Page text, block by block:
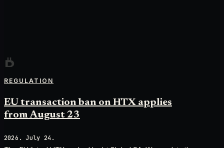
REGULATION
EU transaction ban on HTX applies
from August 23
2026. July 24.